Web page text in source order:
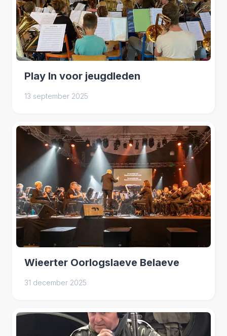
Play In voor jeugdleden
13 september 2025
Wieerter Oorlogslaeve Belaeve
31 december 2025